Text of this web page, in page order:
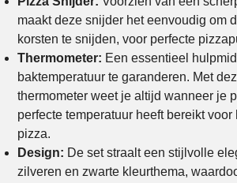
maakt deze snijder het eenvoudig om
korsten te snijden, voor perfecte
Thermometer: Een essentieel
baktemperatuur te garanderen. Met
thermometer weet je altijd wanneer je
perfecte temperatuur heeft bereikt
pizza.
Design: De set straalt een stijlvolle
zilveren en zwarte kleurthema,